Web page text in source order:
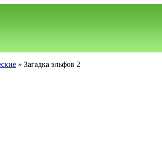
» Загадка эльфов 2